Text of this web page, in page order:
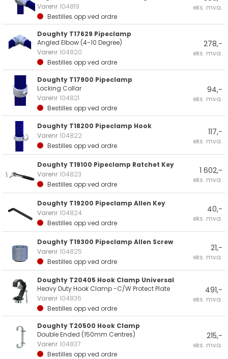
Varenr 104819
Bestilles opp ved ordre
eks. mva.
Doughty T17629 Pipeclamp
Angled Elbow (4-10 Degree)
Varenr 104820
Bestilles opp ved ordre
278,-
eks. mva.
Doughty T17900 Pipeclamp
Locking Collar
Varenr 104821
Bestilles opp ved ordre
94,-
eks. mva.
Doughty T18200 Pipeclamp Hook
Varenr 104822
Bestilles opp ved ordre
117,-
eks. mva.
Doughty T19100 Pipeclamp Ratchet Key
Varenr 104823
Bestilles opp ved ordre
1 602,-
eks. mva.
Doughty T19200 Pipeclamp Allen Key
Varenr 104824
Bestilles opp ved ordre
40,-
eks. mva.
Doughty T19300 Pipeclamp Allen Screw
Varenr 104825
Bestilles opp ved ordre
21,-
eks. mva.
Doughty T20405 Hook Clamp Universal
Heavy Duty Hook Clamp -C/W Protect Plate
Varenr 104836
Bestilles opp ved ordre
491,-
eks. mva.
Doughty T20500 Hook Clamp
Double Ended (150mm Centres)
Varenr 104837
Bestilles opp ved ordre
215,-
eks. mva.